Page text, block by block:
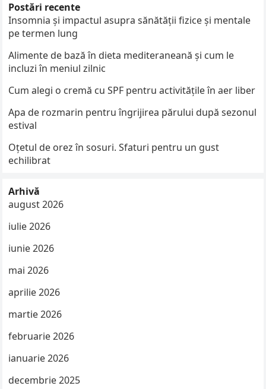
Postări recente
Insomnia și impactul asupra sănătății fizice și mentale
pe termen lung
Alimente de bază în dieta mediteraneană și cum le
incluzi în meniul zilnic
Cum alegi o cremă cu SPF pentru activitățile în aer liber
Apa de rozmarin pentru îngrijirea părului după sezonul
estival
Oțetul de orez în sosuri. Sfaturi pentru un gust
echilibrat
Arhivă
august 2026
iulie 2026
iunie 2026
mai 2026
aprilie 2026
martie 2026
februarie 2026
ianuarie 2026
decembrie 2025